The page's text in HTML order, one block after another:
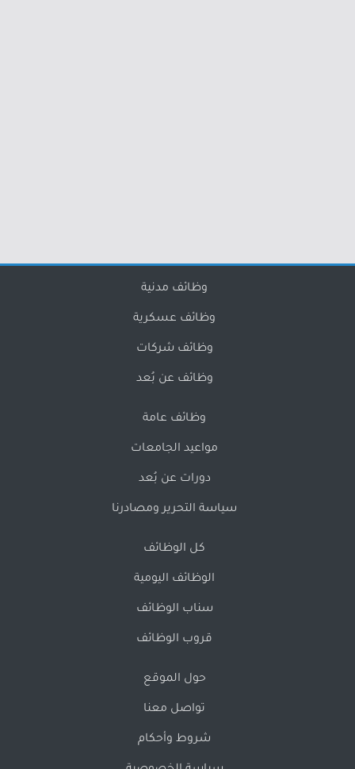
وظائف مدنية
وظائف عسكرية
وظائف شركات
وظائف عن بُعد
وظائف عامة
مواعيد الجامعات
دورات عن بُعد
سياسة التحرير ومصادرنا
كل الوظائف
الوظائف اليومية
سناب الوظائف
قروب الوظائف
حول الموقع
تواصل معنا
شروط وأحكام